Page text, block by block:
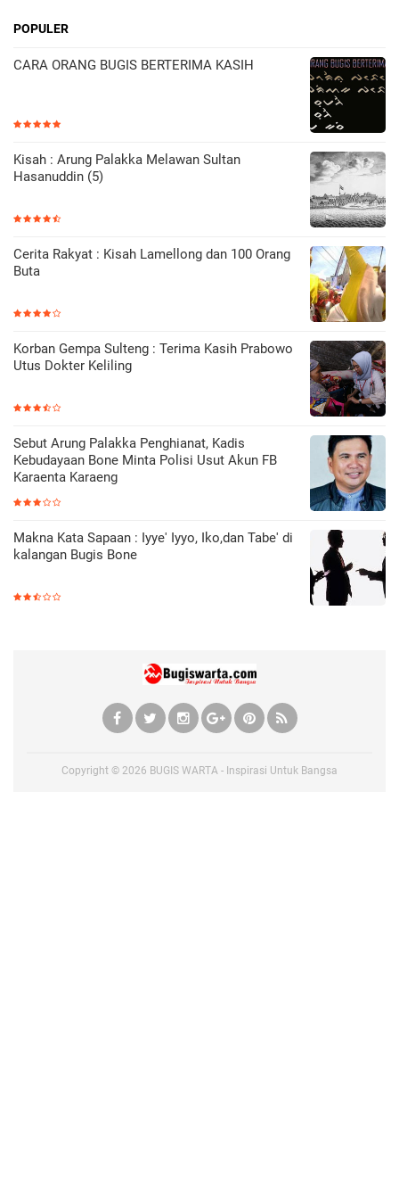
POPULER
CARA ORANG BUGIS BERTERIMA KASIH
Kisah : Arung Palakka Melawan Sultan
Hasanuddin (5)
Cerita Rakyat : Kisah Lamellong dan 100 Orang
Buta
Korban Gempa Sulteng : Terima Kasih Prabowo
Utus Dokter Keliling
Sebut Arung Palakka Penghianat, Kadis
Kebudayaan Bone Minta Polisi Usut Akun FB
Karaenta Karaeng
Makna Kata Sapaan : Iyye' Iyyo, Iko,dan Tabe' di
kalangan Bugis Bone
Copyright © 2026 BUGIS WARTA - Inspirasi Untuk Bangsa